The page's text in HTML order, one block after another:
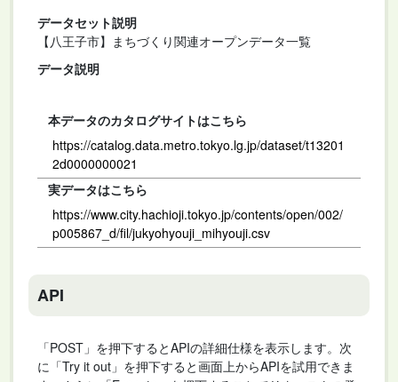
データセット説明
【八王子市】まちづくり関連オープンデータ一覧
データ説明
本データのカタログサイトはこちら
https://catalog.data.metro.tokyo.lg.jp/dataset/t13201
2d0000000021
実データはこちら
https://www.city.hachioji.tokyo.jp/contents/open/002/
p005867_d/fil/jukyohyouji_mihyouji.csv
API
「POST」を押下するとAPIの詳細仕様を表示します。次
に「Try it out」を押下すると画面上からAPIを試用できま